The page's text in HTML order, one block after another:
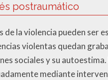
postraumático
la violencia pueden ser
violentas quedan
sociales y su
mediante